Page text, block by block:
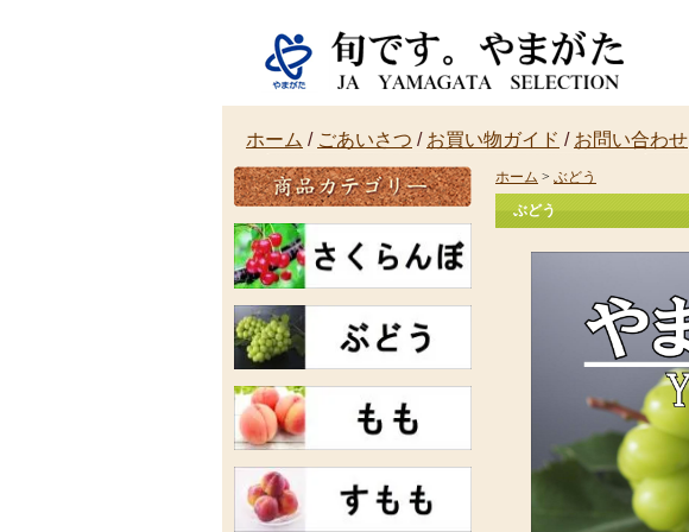
ホーム / ごあいさつ / お買い物ガイド / お問い合わせ
ホーム > ぶどう
ぶどう